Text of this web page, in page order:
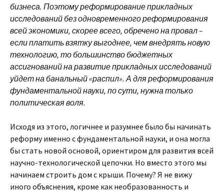
бизнеса. Поэтому реформирование прикладных
исследований без одновременного реформирования
всей экономики, скорее всего, обречено на провал –
если платить взятку выгоднее, чем внедрять новую
технологию, то большинство бюджетных
ассигнований на развитие прикладных исследований
уйдет на банальный «распил». А для реформирования
фундаментальной науки, по сути, нужна только
политическая воля.
Исходя из этого, логичнее и разумнее было бы начинать
реформу именно с фундаментальной науки, и она могла
бы стать новой основой, ориентиром для развития всей
научно-технологической цепочки. Но вместо этого мы
начинаем строить дом с крыши. Почему? Я не вижу
иного объяснения, кроме как необразованность и